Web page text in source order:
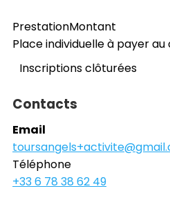
PrestationMontant
Place individuelle à payer
Inscriptions clôturées
Contacts
Email
Téléphone
+33 6 78 38 62 49